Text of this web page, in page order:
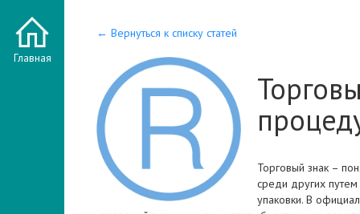
Главная
← Вернуться к списку статей
Торговый знак –
среди других путем
упаковки. В